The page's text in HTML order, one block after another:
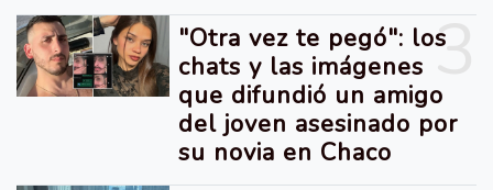
3
"Otra vez te pegó": los
chats y las imágenes
que difundió un amigo
del joven asesinado por
su novia en Chaco